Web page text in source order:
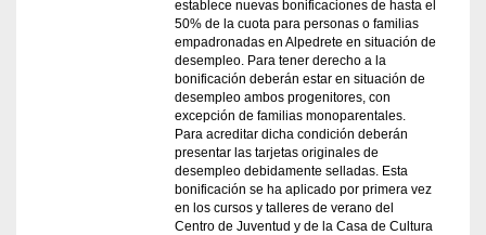
establece nuevas bonificaciones de hasta el
50% de la cuota para personas o familias
empadronadas en Alpedrete en situación de
desempleo. Para tener derecho a la
bonificación deberán estar en situación de
desempleo ambos progenitores, con
excepción de familias monoparentales.
Para acreditar dicha condición deberán
presentar las tarjetas originales de
desempleo debidamente selladas. Esta
bonificación se ha aplicado por primera vez
en los cursos y talleres de verano del
Centro de Juventud y de la Casa de Cultura